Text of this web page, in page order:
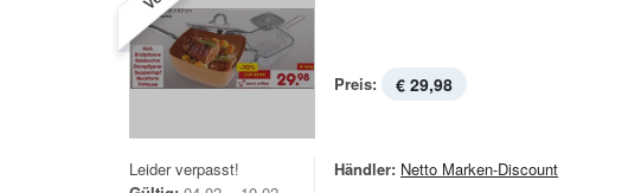
Preis: € 29,98
Leider verpasst!
Händler: Netto Marken-Discount